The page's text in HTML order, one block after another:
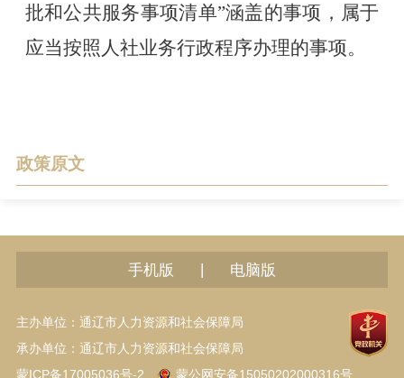
批和公共服务事项清单”涵盖的事项，属于
应当按照人社业务行政程序办理的事项。
政策原文
手机版 | 电脑版
主办单位：通辽市人力资源和社会保障局
承办单位：通辽市人力资源和社会保障局
蒙ICP备17005036号-2
蒙公网安备15050202000316号